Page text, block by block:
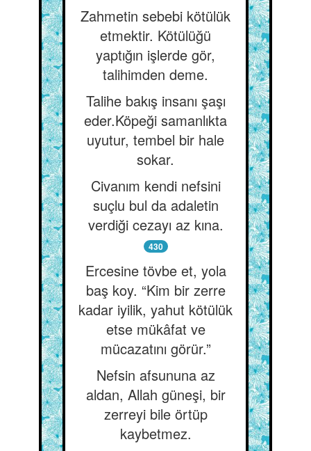
Zahmetin sebebi kötülük
etmektir. Kötülüğü
yaptığın işlerde gör,
talihimden deme.
Talihe bakış insanı şaşı
eder.Köpeği samanlıkta
uyutur, tembel bir hale
sokar.
Civanım kendi nefsini
suçlu bul da adaletin
verdiği cezayı az kına.
430
Ercesine tövbe et, yola
baş koy. “Kim bir zerre
kadar iyilik, yahut kötülük
etse mükâfat ve
mücazatını görür.”
Nefsin afsununa az
aldan, Allah güneşi, bir
zerreyi bile örtüp
kaybetmez.